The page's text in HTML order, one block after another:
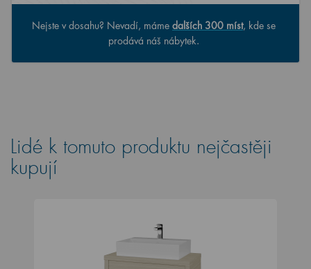
Nejste v dosahu? Nevadí, máme dalších 300 míst, kde se
prodává náš nábytek.
Lidé k tomuto produktu nejčastěji
kupují